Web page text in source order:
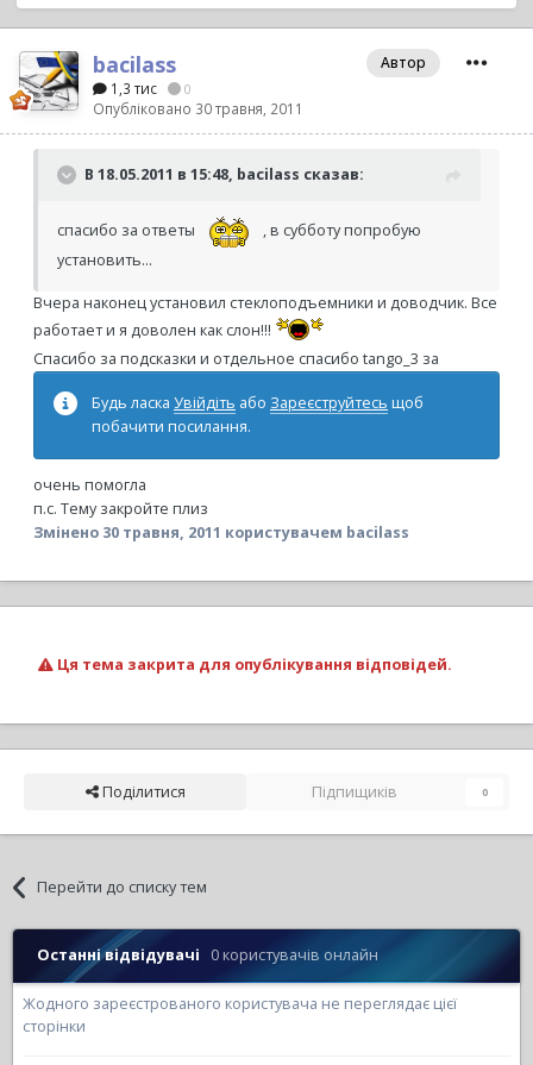
bacilass
1,3 тис 0
Опубліковано 30 травня, 2011
Автор
В 18.05.2011 в 15:48, bacilass сказав:
спасибо за ответы
, в субботу попробую
установить...
Вчера наконец установил стеклоподъемники и доводчик. Все
работает и я доволен как слон!!!
Спасибо за подсказки и отдельное спасибо tango_3 за
Будь ласка Увійдіть або Зареєструйтесь щоб
побачити посилання.
очень помогла
п.с. Тему закройте плиз
Змінено 30 травня, 2011 користувачем bacilass
Ця тема закрита для опублікування відповідей.
Поділитися Підпищиків 0
Перейти до списку тем
Останні відвідувачі 0 користувачів онлайн
Жодного зареєстрованого користувача не переглядає цієї
сторінки